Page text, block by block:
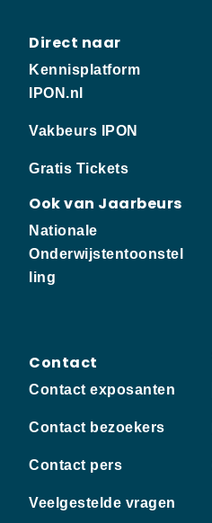
Direct naar
Kennisplatform
IPON.nl
Vakbeurs IPON
Gratis Tickets
Ook van Jaarbeurs
Nationale
Onderwijstentoonstel
ling
Contact
Contact exposanten
Contact bezoekers
Contact pers
Veelgestelde vragen